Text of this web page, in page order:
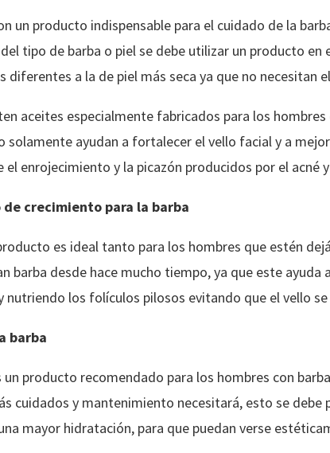
un producto indispensable para el cuidado de la
tipo de barba o piel se debe utilizar un producto en
diferentes a la de piel más seca ya que no necesitan
aceites especialmente fabricados para los
solamente ayudan a fortalecer el vello facial y a
enrojecimiento y la picazón producidos por el acné
crecimiento para la barba
es ideal tanto para los hombres que estén
barba desde hace mucho tiempo, ya que este
nutriendo los folículos pilosos evitando que el vello se
barba
un producto recomendado para los hombres con
cuidados y mantenimiento necesitará, esto se debe
mayor hidratación, para que puedan verse